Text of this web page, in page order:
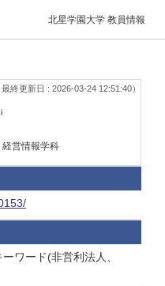
北星学園大学 教員情報
最終更新日 : 2026-03-24 12:51:40）
営情報学科
ワード(非営利法人、